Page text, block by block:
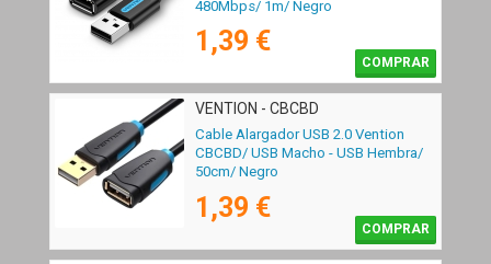
480Mbps/ 1m/ Negro
1,39 €
COMPRAR
VENTION - CBCBD
Cable Alargador USB 2.0 Vention
CBCBD/ USB Macho - USB Hembra/
50cm/ Negro
1,39 €
COMPRAR